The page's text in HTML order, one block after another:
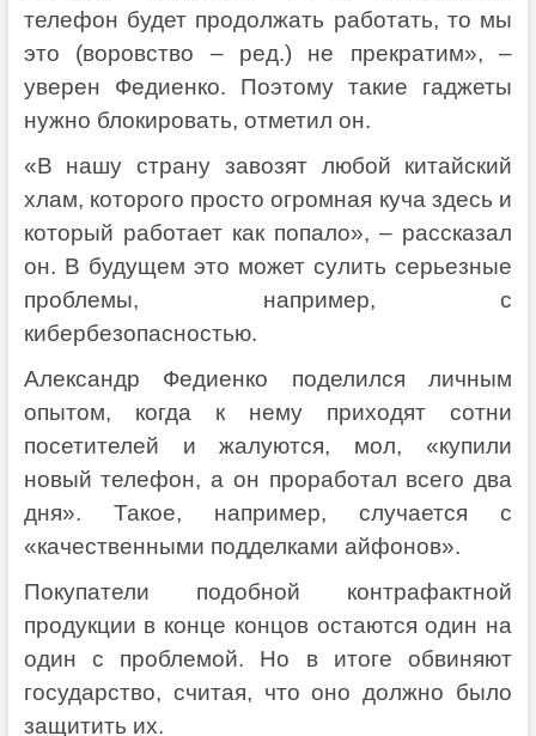
телефон будет продолжать работать, то мы
это (воровство – ред.) не прекратим», –
уверен Федиенко. Поэтому такие гаджеты
нужно блокировать, отметил он.
«В нашу страну завозят любой китайский
хлам, которого просто огромная куча здесь и
который работает как попало», – рассказал
он. В будущем это может сулить серьезные
проблемы, например, с
кибербезопасностью.
Александр Федиенко поделился личным
опытом, когда к нему приходят сотни
посетителей и жалуются, мол, «купили
новый телефон, а он проработал всего два
дня». Такое, например, случается с
«качественными подделками айфонов».
Покупатели подобной контрафактной
продукции в конце концов остаются один на
один с проблемой. Но в итоге обвиняют
государство, считая, что оно должно было
защитить их.